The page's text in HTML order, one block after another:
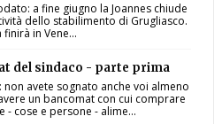
a fine giugno la Joannes chiude
dello stabilimento di Grugliasco.
finirà in Vene...
del sindaco - parte prima
non avete sognato anche voi almeno
un bancomat con cui comprare
- cose e persone - alime...